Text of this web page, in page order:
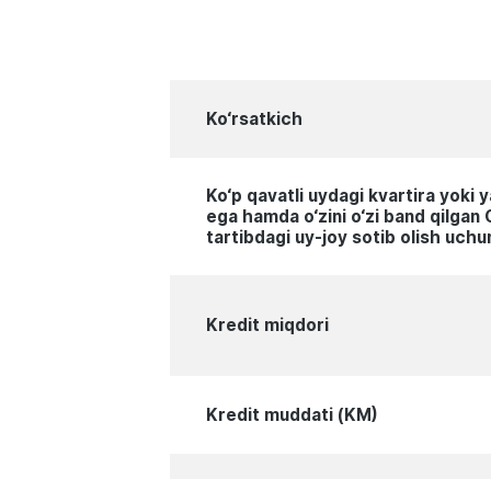
Ko‘rsatkich
Ko‘p qavatli uydagi kvartira yoki
ega hamda o‘zini o‘zi band
tartibdagi uy-joy sotib olish
Kredit miqdori
Kredit muddati (KM)